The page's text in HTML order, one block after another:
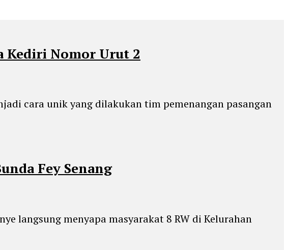
Kediri Nomor Urut 2
cara unik yang dilakukan tim pemenangan pasangan
Fey Senang
langsung menyapa masyarakat 8 RW di Kelurahan